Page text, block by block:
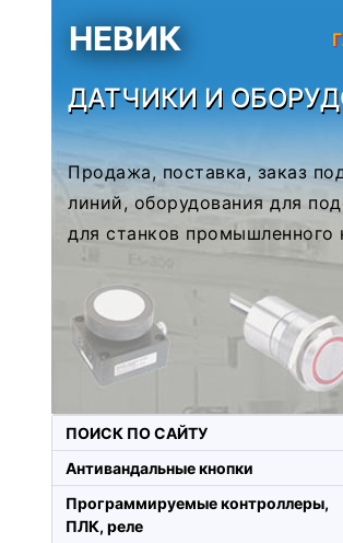
НЕВИК
ДАТЧИКИ И
Продажа, поставка, заказ
линий, оборудования для
для станков промышленного
ПОИСК ПО САЙТУ
Антивандальные кнопки
Программируемые контроллеры,
ПЛК, реле